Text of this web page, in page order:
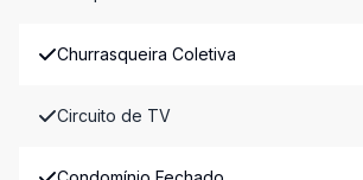
Churrasqueira Coletiva
Circuito de TV